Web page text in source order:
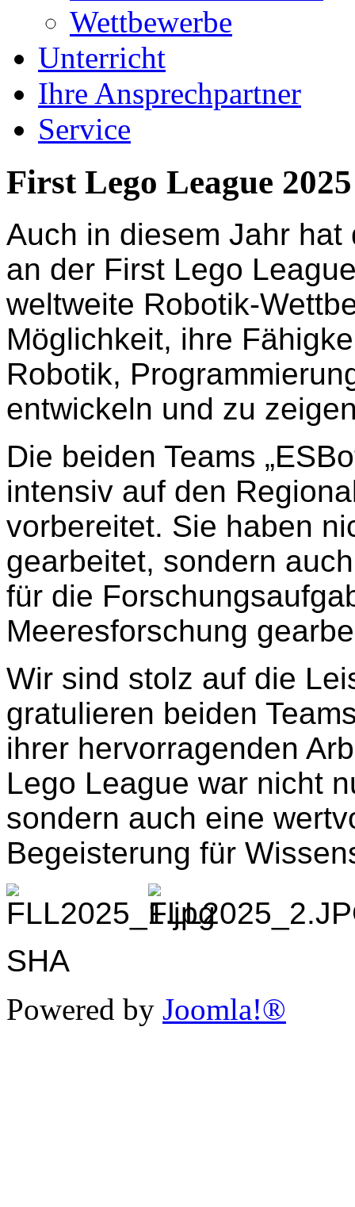
Wettbewerbe
Unterricht
Ihre Ansprechpartner
Service
First Lego League 2025
Auch in diesem Jahr
an der First Lego
weltweite Robotik-
Möglichkeit, ihre
Robotik,
entwickeln und zu
Die beiden Teams
intensiv auf den
vorbereitet. Sie haben
gearbeitet, sondern
für die
Meeresforschung
Wir sind stolz auf die
gratulieren beiden
ihrer hervorragenden
Lego League war nicht
sondern auch eine
Begeisterung für
SHA
Powered by Joomla!®